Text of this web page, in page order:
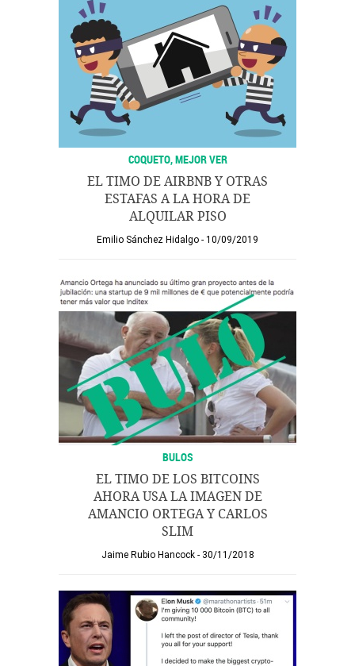
COQUETO, MEJOR VER
EL TIMO DE AIRBNB Y OTRAS
ESTAFAS A LA HORA DE
ALQUILAR PISO
Emilio Sánchez Hidalgo 10/09/2019
BULOS
EL TIMO DE LOS BITCOINS
AHORA USA LA IMAGEN DE
AMANCIO ORTEGA Y CARLOS
SLIM
Jaime Rubio Hancock 30/11/2018